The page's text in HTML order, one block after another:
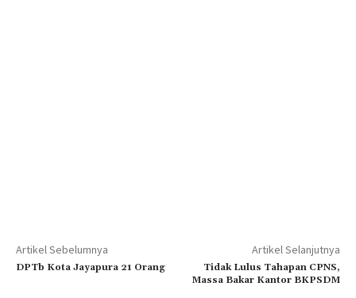
Artikel Sebelumnya
DPTb Kota Jayapura 21 Orang
Artikel Selanjutnya
Tidak Lulus Tahapan CPNS,
Massa Bakar Kantor BKPSDM